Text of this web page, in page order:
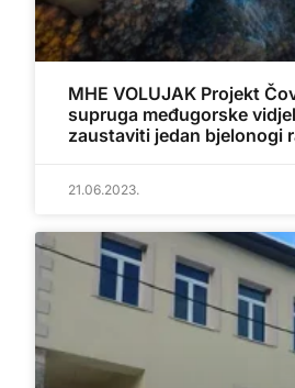
MHE VOLUJAK Projekt
supruga međugorske
zaustaviti jedan bjelonogi
21.06.2023.